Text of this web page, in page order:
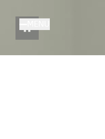
contenu
principal